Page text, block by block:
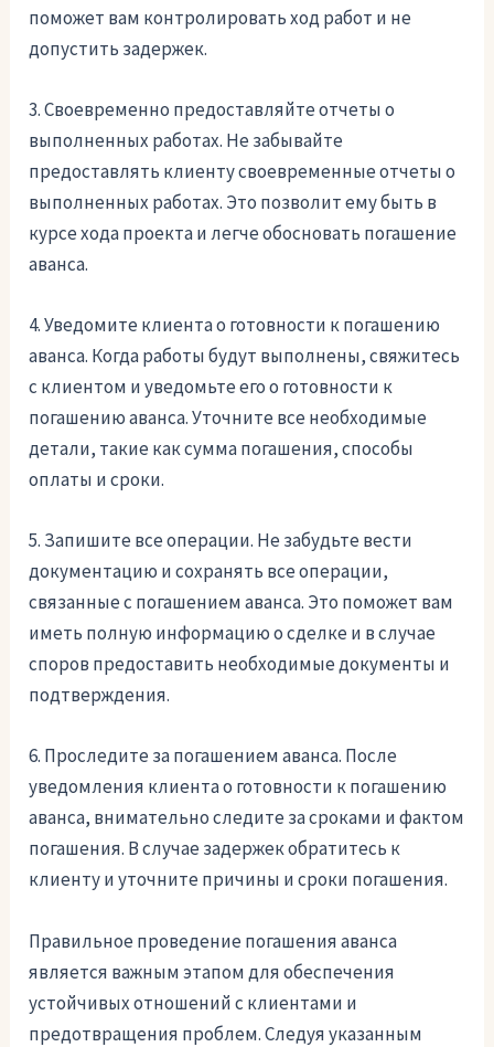
поможет вам контролировать ход работ и не
допустить задержек.
3. Своевременно предоставляйте отчеты о
выполненных работах. Не забывайте
предоставлять клиенту своевременные отчеты о
выполненных работах. Это позволит ему быть в
курсе хода проекта и легче обосновать погашение
аванса.
4. Уведомите клиента о готовности к погашению
аванса. Когда работы будут выполнены, свяжитесь
с клиентом и уведомьте его о готовности к
погашению аванса. Уточните все необходимые
детали, такие как сумма погашения, способы
оплаты и сроки.
5. Запишите все операции. Не забудьте вести
документацию и сохранять все операции,
связанные с погашением аванса. Это поможет вам
иметь полную информацию о сделке и в случае
споров предоставить необходимые документы и
подтверждения.
6. Проследите за погашением аванса. После
уведомления клиента о готовности к погашению
аванса, внимательно следите за сроками и фактом
погашения. В случае задержек обратитесь к
клиенту и уточните причины и сроки погашения.
Правильное проведение погашения аванса
является важным этапом для обеспечения
устойчивых отношений с клиентами и
предотвращения проблем. Следуя указанным